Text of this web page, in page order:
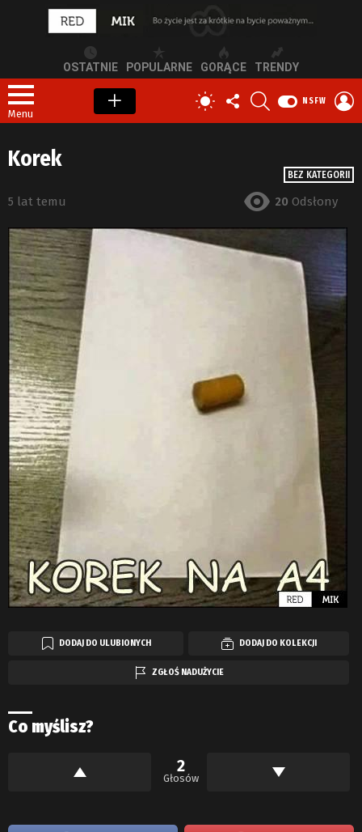
OSTATNIE POPULARNE GORĄCE TRENDY
Menu
PRZEŁĄCZ
SKÓRKĘ
OBSERWUJ
NAS
NSFW
BEZ KATEGORII
Korek
5 lat temu 20 Odsłony
DODAJ DO ULUBIONYCH DODAJ DO KOLEKCJI
ZGŁOŚ NADUŻYCIE
Co myślisz?
2
Głosów